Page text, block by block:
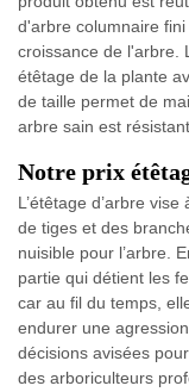
d'arbre columnaire
croissance de l'arbre.
étêtage de la plante
de taille permet de
arbre sain est résistant.
Notre prix
L’étêtage d’arbre
de tiges et des
nuisible pour l’arbre.
partie qui détient les
car au fil du temps,
endurer une
décisions avisées
des arboriculteurs